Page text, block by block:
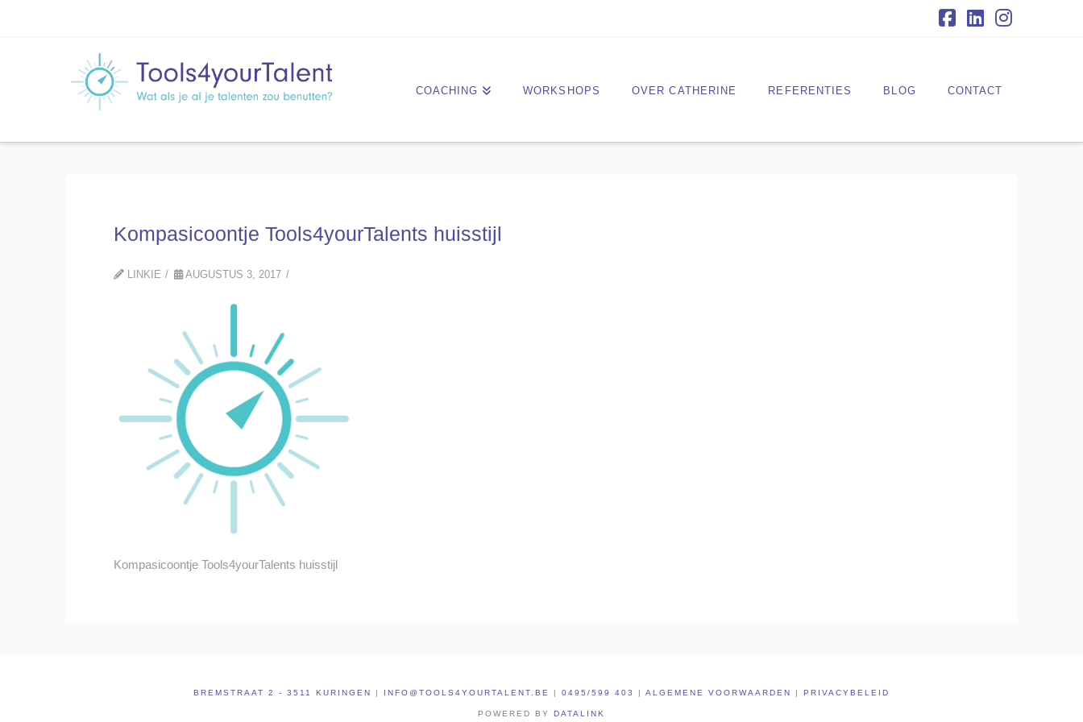
COACHING WORKSHOPS OVER CATHERINE REFERENTIES BLOG CONTACT
Kompasicoontje Tools4yourTalents huisstijl
LINKIE AUGUSTUS 3, 2017
Kompasicoontje Tools4yourTalents huisstijl
BREMSTRAAT 2 - 3511 KURINGEN INFO@TOOLS4YOURTALENT.BE 0495/599 403 ALGEMENE VOORWAARDEN PRIVACYBELEID
POWERED BY DATALINK